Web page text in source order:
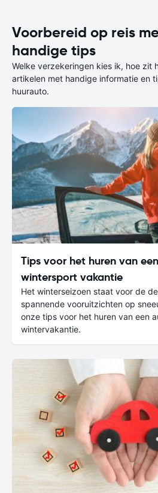
Voorbereid op reis
handige tips
Welke verzekeringen kies ik, hoe zit
artikelen met handige informatie en
huurauto.
Tips voor het huren van
wintersport vakantie
Het winterseizoen staat voor de
spannende vooruitzichten op
onze tips voor het huren van een
wintervakantie.